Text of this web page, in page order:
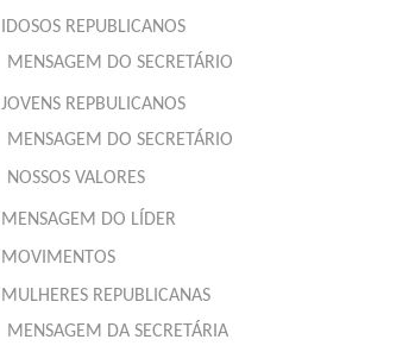
IDOSOS REPUBLICANOS
MENSAGEM DO SECRETÁRIO
JOVENS REPBULICANOS
MENSAGEM DO SECRETÁRIO
NOSSOS VALORES
MENSAGEM DO LÍDER
MOVIMENTOS
MULHERES REPUBLICANAS
MENSAGEM DA SECRETÁRIA